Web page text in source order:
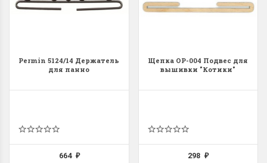
Permin 5124/14 Держатель
для панно
664 ₽
Щепка ОР-004 Подвес для
вышивки "Котики"
298₽